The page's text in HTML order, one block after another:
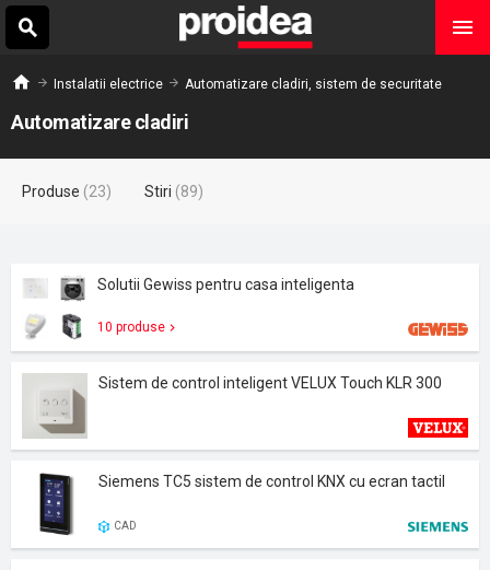
Instalatii electrice Automatizare cladiri, sistem de securitate
Automatizare cladiri
Produse (23) Stiri (89)
Solutii Gewiss pentru casa inteligenta
10 produse
Sistem de control inteligent VELUX Touch KLR 300
Siemens TC5 sistem de control KNX cu ecran tactil
CAD